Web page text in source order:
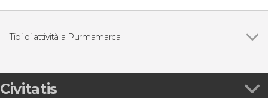
Tipi di attività a Purmamarca
Civitatis